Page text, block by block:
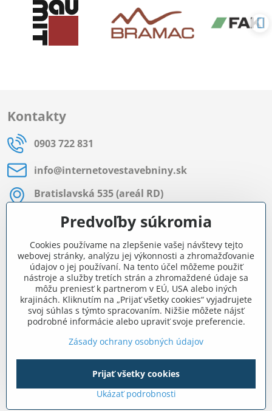
Kontakty
0903 722 831
info​@internetovestavebniny​.sk
Bratislavská 535 (areál RD)
Most pri Bratislave
Pon - Pia 8:00 - 11:30 a 12:15 - 15:30
Facebook
Navigácia
Všetko o nákupe
©2026Copyright
Predvoľby súkromiaZásady ochrany osobných údajov
Vytvorené pomocou:BiznisWeb.sk
Predvoľby súkromia
Cookies používame na zlepšenie vašej návštevy tejto
webovej stránky, analýzu jej výkonnosti a zhromažďovanie
údajov o jej používaní. Na tento účel môžeme použiť
nástroje a služby tretích strán a zhromaždené údaje sa
môžu preniesť k partnerom v EÚ, USA alebo iných
krajinách. Kliknutím na „Prijať všetky cookies“ vyjadrujete
svoj súhlas s týmto spracovaním. Nižšie môžete nájsť
podrobné informácie alebo upraviť svoje preferencie.
Zásady ochrany osobných údajov
Ukázať podrobnosti
Prijať všetky cookies